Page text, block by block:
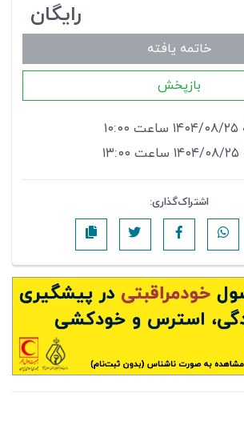
رایگان
خاتمه یافته
بازپخش
اشتراک‌گذاری: